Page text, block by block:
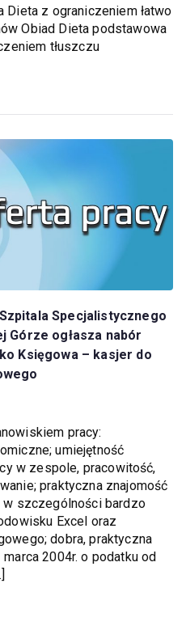
z ograniczeniem łatwo
Obiad Dieta podstawowa
tłuszczu
Specjalistycznego
Górze ogłasza nabór
Księgowa – kasjer do
pracy:
umiejętność
w zespole, pracowitość,
praktyczna znajomość
w szczególności bardzo
Excel oraz
dobra, praktyczna
2004r. o podatku od